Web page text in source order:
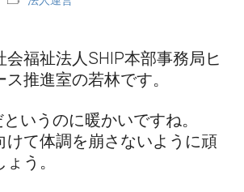
会福祉法人SHIP本部事務局ヒ
推進室の若林です。
いうのに暖かいですね。
けて体調を崩さないように頑
う。